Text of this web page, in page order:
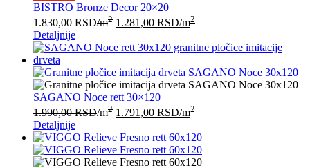
BISTRO Bronze Decor 20×20
1.830,00RSD/m2 1.281,00 RSD/m2
Detaljnije
SAGANO Noce rett 30×120
1.990,00RSD/m2 1.791,00 RSD/m2
Detaljnije